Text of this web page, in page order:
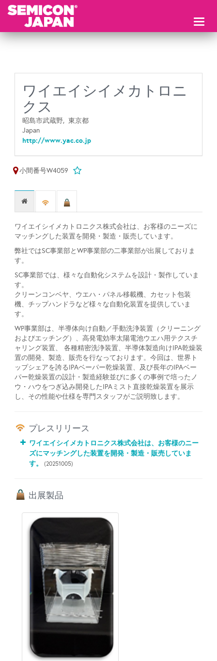
ワイエイシイメカトロニ
クス
昭島市武蔵野, 東京都
Japan
http://www.yac.co.jp
小間番号W4059
ワイエイシイメカトロニクス株式会社は、お客様のニーズに
マッチングした装置を開発・製造・販売しています。
弊社ではSC事業部とWP事業部の二事業部が出展しておりま
す。
SC事業部では、様々な自動化システムを設計・製作していま
す。
クリーンコンベヤ、ウエハ・パネル移載機、カセット包装
機、チップハンドラなど様々な自動化装置を提供していま
す。
WP事業部は、半導体向け自動／手動洗浄装置（クリーニング
およびエッチング）、高発電効率太陽電池ウエハ用テクスチ
ャリング装置、 各種精密洗浄装置、半導体製造向けIPA乾燥装
置の開発、製造、販売を行なっております。今回は、世界ト
ップシェアを誇るIPAベーパー乾燥装置、及び長年のIPAベー
パー乾燥装置の設計・製造経験並びに多くの事例で培ったノ
ウ・ハウをつぎ込み開発したIPAミスト直接乾燥装置を展示
し、その性能や仕様を専門スタッフがご説明致します。
プレスリリース
ワイエイシイメカトロニクス株式会社は、お客様のニー
ズにマッチングした装置を開発・製造・販売していま
す。
(20251005)
出展製品